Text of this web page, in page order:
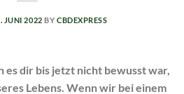
JUNI 2022 BY CBDEXPRESS
es dir bis jetzt nicht bewusst war,
Lebens. Wenn wir bei einem